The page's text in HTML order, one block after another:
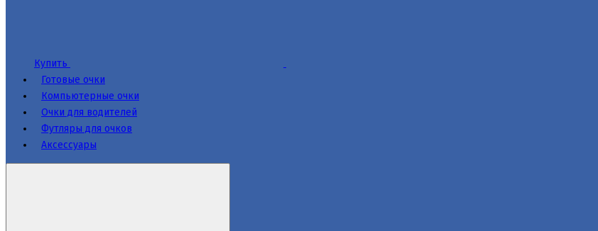
Купить
Готовые очки
Компьютерные очки
Очки для водителей
Футляры для очков
Аксессуары